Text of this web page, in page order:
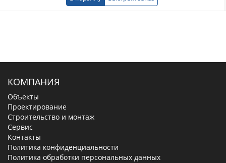
КОМПАНИЯ
Объекты
Проектирование
Строительство и монтаж
Сервис
Контакты
Политика конфиденциальности
Политика обработки персональных данных